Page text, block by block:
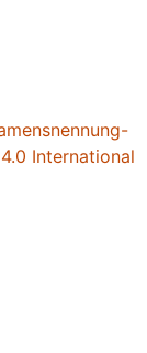
International